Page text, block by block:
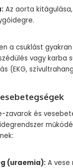
Az aorta
a csuklást
vagy karba
(EKG,
zavarok és
(uraemia): A vese